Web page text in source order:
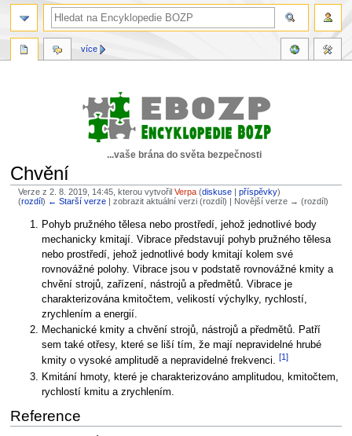
...vaše brána do světa bezpečnosti
Chvění
Verze z 2. 8. 2019, 14:45, kterou vytvořilVerpa (diskuse |příspěvky)
(rozdíl) ← Starší verze | zobrazit aktuální verzi (rozdíl) | Novější verze → (rozdíl)
Skočit
navigaci
Skočit
vyhledávání
Pohyb pružného tělesa nebo prostředí, jehož jednotlivé body
mechanicky kmitají. Vibrace představují pohyb pružného tělesa
nebo prostředí, jehož jednotlivé body kmitají kolem své
rovnovážné polohy. Vibrace jsou v podstatě rovnovážné kmity a
chvění strojů, zařízení, nástrojů a předmětů. Vibrace je
charakterizována kmitočtem, velikostí výchylky, rychlostí,
zrychlením a energií.
Mechanické kmity a chvění strojů, nástrojů a předmětů. Patří
sem také otřesy, které se liší tím, že mají nepravidelné hrubé
kmity o vysoké amplitudě a nepravidelné frekvenci.[1]
Kmitání hmoty, které je charakterizováno amplitudou, kmitočtem,
rychlostí kmitu a zrychlením.
Reference
více